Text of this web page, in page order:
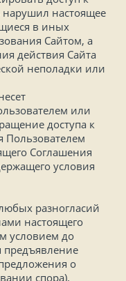
нарушил настоящее
в иных
Сайтом, а
действия Сайта
неполадки или
или
доступа к
Пользователем
Соглашения
условия
разногласий
настоящего
условием до
предъявление
о
спора).